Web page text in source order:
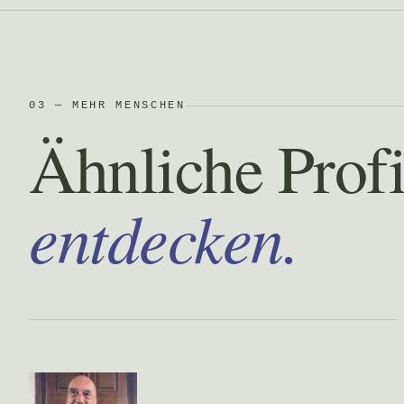
03 — MEHR MENSCHEN
Ähnliche
entdecken.